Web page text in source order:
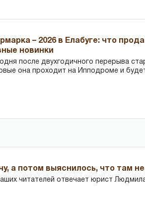
– 2026 в Елабуге: что
новинки
после двухгодичного перерыва
она проходит на Ипподроме и
а потом выяснилось, что там
читателей отвечает юрист